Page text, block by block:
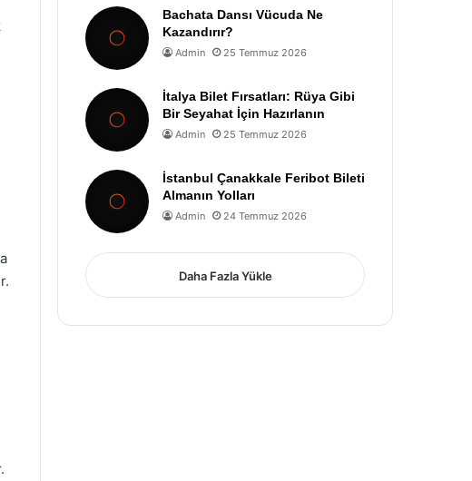
Bachata Dansı Vücuda Ne
Kazandırır?
Admin 25 Temmuz 2026
İtalya Bilet Fırsatları: Rüya Gibi
Bir Seyahat İçin Hazırlanın
Admin 25 Temmuz 2026
İstanbul Çanakkale Feribot Bileti
Almanın Yolları
Admin 24 Temmuz 2026
Daha Fazla Yükle